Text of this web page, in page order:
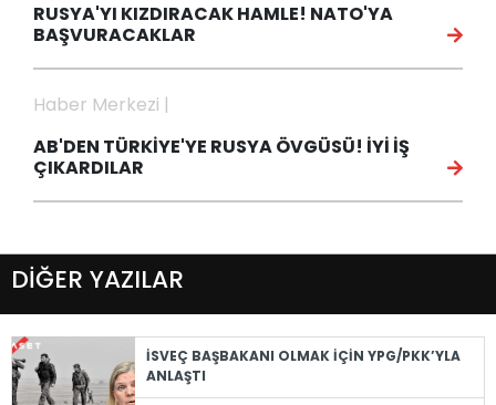
RUSYA'YI KIZDIRACAK HAMLE! NATO'YA
BAŞVURACAKLAR
Haber Merkezi |
AB'DEN TÜRKİYE'YE RUSYA ÖVGÜSÜ! İYİ İŞ
ÇIKARDILAR
DİĞER YAZILAR
İSVEÇ BAŞBAKANI OLMAK İÇİN YPG/PKK’YLA
ANLAŞTI